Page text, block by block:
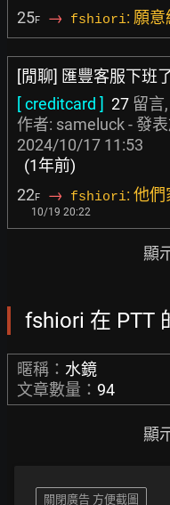
25F → fshiori: 願
[閒聊] 匯豐客服下班
[ creditcard ] 27 留言
作者: sameluck- 發
2024/10/17 11:53
(1年前)
22F → fshiori: 他
10/19 20:22
顯
fshiori 在 PTT
暱稱： 水鏡
文章數量： 94
顯
關閉廣告 方便截圖